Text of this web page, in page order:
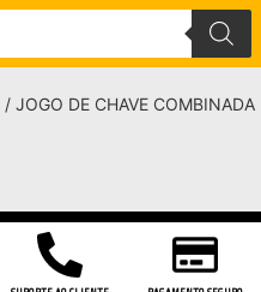
/ JOGO DE CHAVE COMBINADA